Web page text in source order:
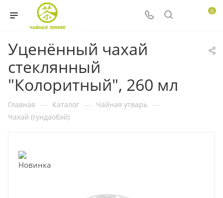
0
Уценённый чахай
стеклянный
"Колоритный", 260 мл
Главная — Каталог — Чайная утварь —
Чахай (гундаобэй)